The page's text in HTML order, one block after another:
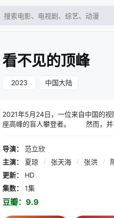
看不见的顶峰
2023 中国大陆
2021年5月24日，一位来自中国的
座高峰的盲人攀登者。 然而，并
亲自操刀，历时三年，跨越两国，
险、张洪登顶的历史时刻以及电影
题时的点滴时刻。 面对“看不见的
走一步是一步。”
导演：
范立欣
主演：
夏琼 / 张天海 / 张洪 /
更新：
HD
集数：
1集
豆瓣： 9.9